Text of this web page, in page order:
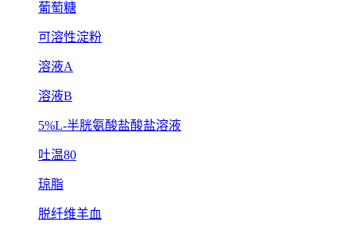
葡萄糖
可溶性淀粉
溶液A
溶液B
5%L-半胱氨酸盐酸盐溶液
吐温80
琼脂
脱纤维羊血